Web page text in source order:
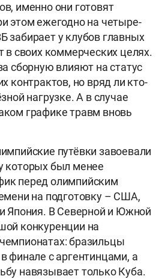
именно они готовят
этом ежегодно на четыре-
забирает у клубов главных
в своих коммерческих целях.
сборную влияют на статус
контрактов, но вряд ли кто-
нагрузке. А в случае
графике травм вновь
путёвки завоевали
которых был менее
перед олимпийским
на подготовку – США,
Япония. В Северной и Южной
конкуренции на
бразильцы
финале с аргентинцами, а
навязывает только Куба.